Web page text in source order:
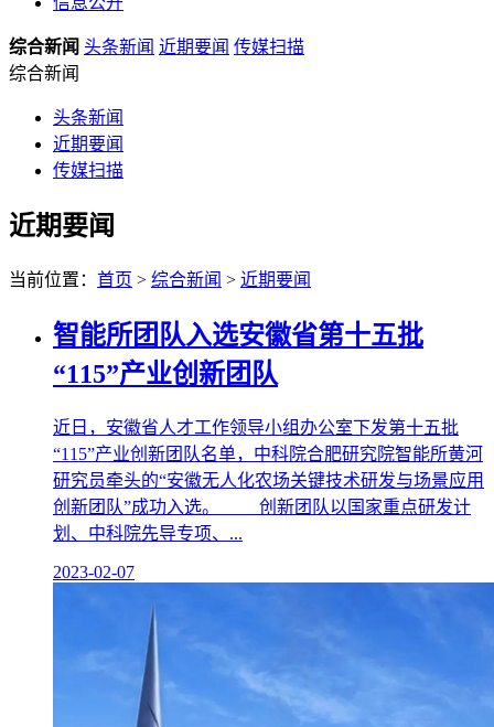
综合新闻 头条新闻 近期要闻 传媒扫描
综合新闻
头条新闻
近期要闻
传媒扫描
近期要闻
当前位置： 首页 > 综合新闻 > 近期要闻
智能所团队入选安徽省第十五批
“115”产业创新团队
近日，安徽省人才工作领导小组办公室下发第十五批
“115”产业创新团队名单，中科院合肥研究院智能所黄河
研究员牵头的“安徽无人化农场关键技术研发与场景应用
创新团队”成功入选。 创新团队以国家重点研发计
划、中科院先导专项、...
2023-02-07